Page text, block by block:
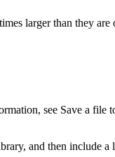
larger than they
see Save a file
and then include a